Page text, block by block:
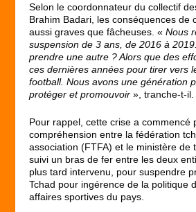
Selon le coordonnateur du collectif
Brahim Badari, les conséquences de
aussi graves que fâcheuses. «Nous
suspension de 3 ans, de 2016 à
prendre une autre ? Alors que des
ces dernières années pour tirer vers
football. Nous avons une génération
protéger et promouvoir », tranche-t-il.
Pour rappel, cette crise a commencé
compréhension entre la fédération
association (FTFA) et le ministère de
suivi un bras de fer entre les deux
plus tard intervenu, pour suspendre
Tchad pour ingérence de la politique
affaires sportives du pays.